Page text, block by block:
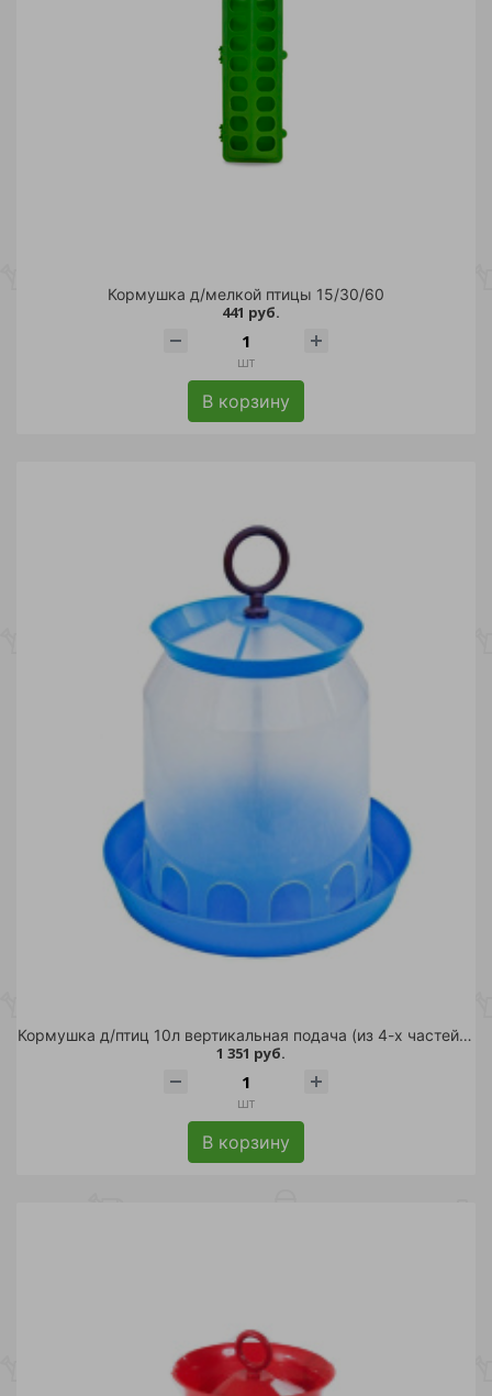
Кормушка д/мелкой птицы 15/30/60
441 руб.
шт
В корзину
Кормушка д/птиц 10л вертикальная подача (из 4-х частей)/5
1 351 руб.
шт
В корзину